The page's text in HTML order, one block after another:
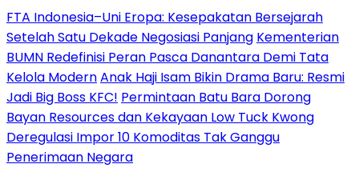
FTA Indonesia–Uni Eropa: Kesepakatan Bersejarah
Setelah Satu Dekade Negosiasi Panjang Kementerian
BUMN Redefinisi Peran Pasca Danantara Demi Tata
Kelola ModernAnak Haji Isam Bikin Drama Baru: Resmi
Jadi Big Boss KFC! Permintaan Batu Bara Dorong
Bayan Resources dan Kekayaan Low Tuck Kwong
Deregulasi Impor 10 Komoditas Tak Ganggu
Penerimaan Negara